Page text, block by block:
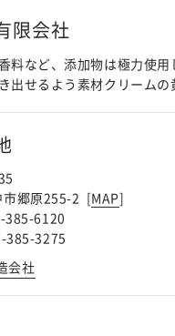
限会社
料など、添加物は極力使
出せるよう素材クリーム
市郷原255-2 [MAP]
385-6120
385-3275
会社